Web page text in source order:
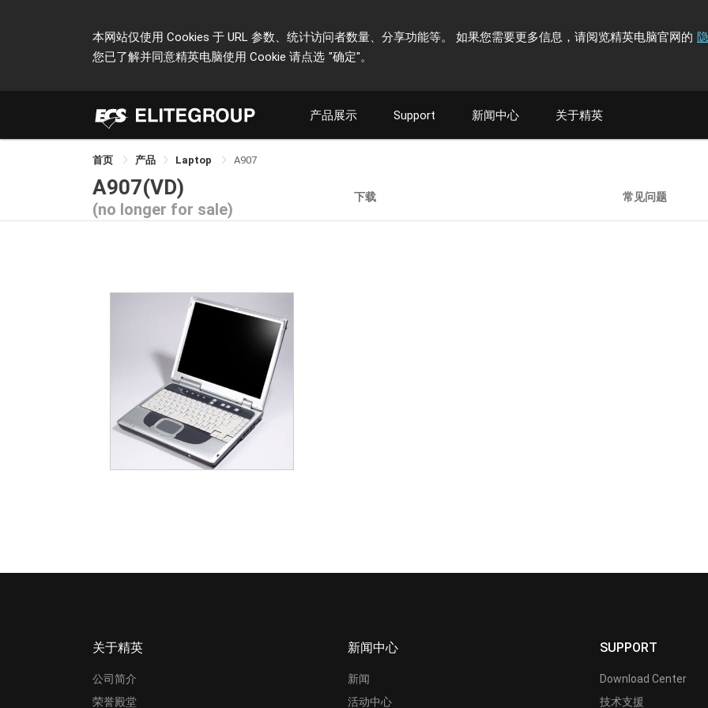
本网站仅使用 Cookies 于 URL 参数、统计访问者数量、分享功能等。 如果您需要更多信息，请阅览精英电脑官网的
您已了解并同意精英电脑使用 Cookie 请点选 "确定"。
产品展示 Support 新闻中心 关于精英
首页 产品 Laptop A907
A907(VD)
(no longer for sale)
下载 常见问题
关于精英
公司简介
荣誉殿堂
新闻中心
新闻
活动中心
SUPPORT
Download Center
技术支援